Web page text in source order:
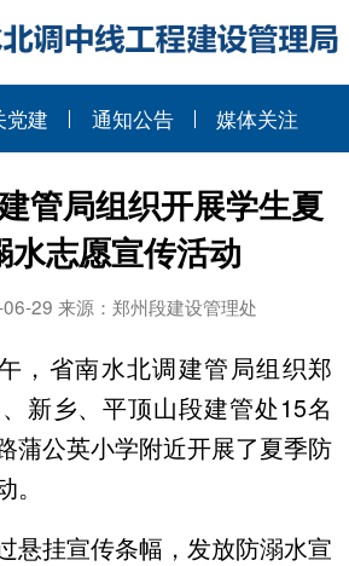
党建 通知公告 媒体关注
管局组织开展学生夏
水志愿宣传活动
29 来源：郑州段建设管理处
省南水北调建管局组织郑
新乡、平顶山段建管处15名
蒲公英小学附近开展了夏季防
挂宣传条幅，发放防溺水宣